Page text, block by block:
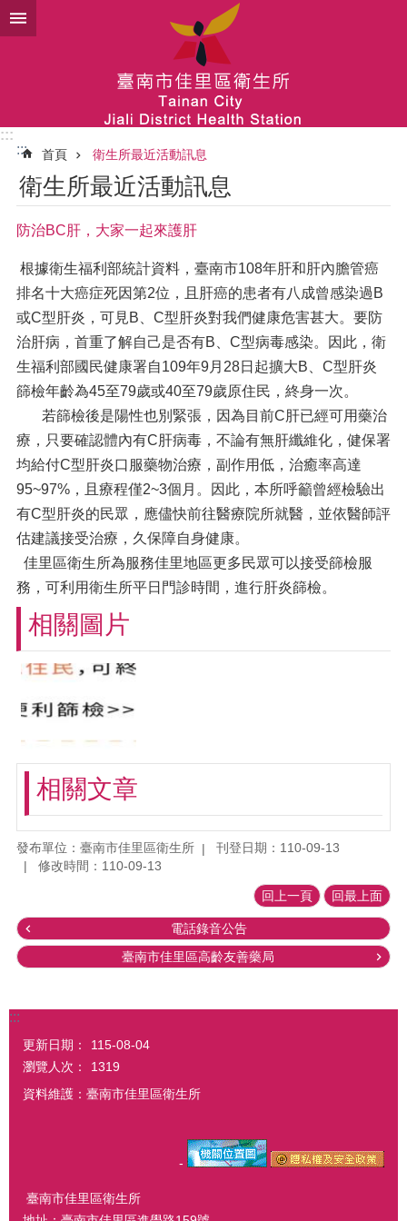
跳到主要內容區塊
:::
:::
首頁 衛生所最近活動訊息
衛生所最近活動訊息
防治BC肝，大家一起來護肝
根據衛生福利部統計資料，臺南市108年肝和肝內膽管癌
排名十大癌症死因第2位，且肝癌的患者有八成曾感染過B
或C型肝炎，可見B、C型肝炎對我們健康危害甚大。要防
治肝病，首重了解自己是否有B、C型病毒感染。因此，衛
生福利部國民健康署自109年9月28日起擴大B、C型肝炎
篩檢年齡為45至79歲或40至79歲原住民，終身一次。
若篩檢後是陽性也別緊張，因為目前C肝已經可用藥治
療，只要確認體內有C肝病毒，不論有無肝纖維化，健保署
均給付C型肝炎口服藥物治療，副作用低，治癒率高達
95~97%，且療程僅2~3個月。因此，本所呼籲曾經檢驗出
有C型肝炎的民眾，應儘快前往醫療院所就醫，並依醫師評
估建議接受治療，久保障自身健康。
佳里區衛生所為服務佳里地區更多民眾可以接受篩檢服
務，可利用衛生所平日門診時間，進行肝炎篩檢。
相關圖片
相關文章
發布單位：臺南市佳里區衛生所
刊登日期：110-09-13
修改時間：110-09-13
回上一頁 回最上面
電話錄音公告
臺南市佳里區高齡友善藥局
:::
更新日期：
115-08-04
瀏覽人次：
1319
資料維護：臺南市佳里區衛生所
-
臺南市佳里區衛生所